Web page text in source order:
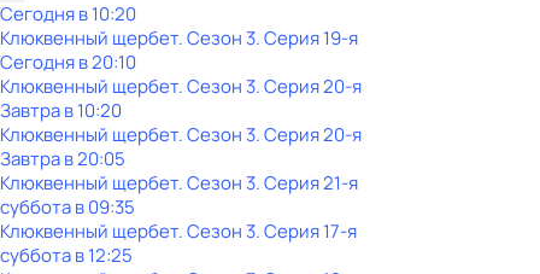
Сегодня в 10:20
Клюквенный щербет. Сезон 3. Серия 19-я
Сегодня в 20:10
Клюквенный щербет. Сезон 3. Серия 20-я
Завтра в 10:20
Клюквенный щербет. Сезон 3. Серия 20-я
Завтра в 20:05
Клюквенный щербет. Сезон 3. Серия 21-я
субботав09:35
Клюквенный щербет. Сезон 3. Серия 17-я
субботав12:25